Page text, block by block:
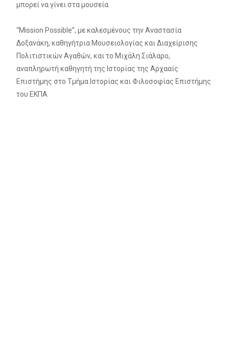
μπορεί να γίνει στα μουσεία.
“Mission Possible”, με καλεσμένους την Αναστασία
Δοξανάκη, καθηγήτρια Μουσειολογίας και Διαχείρισης
Πολιτιστικών Αγαθών, και το Μιχάλη Σιάλαρο,
αναπληρωτή καθηγητή της Ιστορίας της Αρχααίς
Επιστήμης στο Τμήμα Ιστορίας και Φιλοσοφίας Επιστήμης
του ΕΚΠΑ